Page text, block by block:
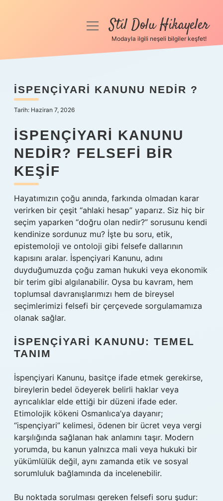
Anasayfa
Yasal Uyarı
menüyüStil Dolu Hikayeler
Modayla ilgili neşeli bilgiler keşfet!
İSPENÇIYARI KANUNU NEDIR ?
Tarih: Haziran 7, 2026
İSPENÇIYARI KANUNU
NEDIR? FELSEFI BIR
KEŞIF
Hayatımızın çoğu anında, farkında olmadan karar
verirken bir çeşit “ahlaki hesap” yaparız. Siz hiç bir
seçim yaparken “doğru olan nedir?” sorusunu kendi
kendinize sordunuz mu? İşte bu soru, etik,
epistemoloji ve ontoloji gibi felsefe dallarının
kapısını aralar. İspençiyari Kanunu, adını
duyduğumuzda çoğu zaman hukuki veya ekonomik
bir terim gibi algılanabilir. Oysa bu kavram, hem
toplumsal davranışlarımızı hem de bireysel
seçimlerimizi felsefi bir çerçevede sorgulamamıza
olanak sağlar.
İSPENÇIYARI KANUNU: TEMEL
TANIM
İspençiyari Kanunu, basitçe ifade etmek gerekirse,
bireylerin bedel ödeyerek belirli haklar veya
ayrıcalıklar elde ettiği bir düzeni ifade eder.
Etimolojik kökeni Osmanlıca’ya dayanır;
“ispençiyari” kelimesi, ödenen bir ücret veya vergi
karşılığında sağlanan hak anlamını taşır. Modern
yorumda, bu kanun yalnızca mali veya hukuki bir
yükümlülük değil, aynı zamanda etik ve sosyal
sorumluluk bağlamında da incelenebilir.
Bu noktada sorulması gereken felsefi soru şudur: